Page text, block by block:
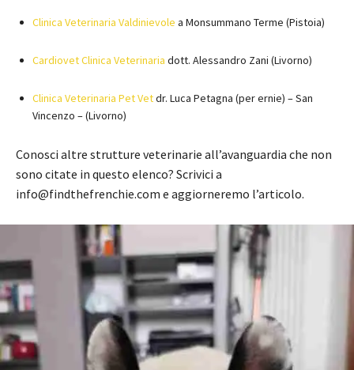
Clinica Veterinaria Valdinievole a Monsummano Terme (Pistoia)
Cardiovet Clinica Veterinaria dott. Alessandro Zani (Livorno)
Clinica Veterinaria Pet Vetdr. Luca Petagna (per ernie) – San
Vincenzo – (Livorno)
Conosci altre strutture veterinarie all’avanguardia che non
sono citate in questo elenco? Scrivici a
info@findthefrenchie.com e aggiorneremo l’articolo.